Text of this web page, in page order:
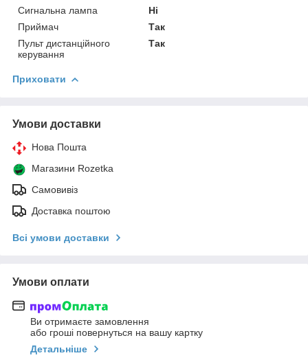
Сигнальна лампа
Ні
Приймач
Так
Пульт дистанційного
керування
Так
Приховати
Умови доставки
Нова Пошта
Магазини Rozetka
Самовивіз
Доставка поштою
Всі умови доставки
Умови оплати
Ви отримаєте замовлення
або гроші повернуться на вашу картку
Детальніше